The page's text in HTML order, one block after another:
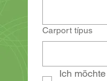
Carport típus
Ich